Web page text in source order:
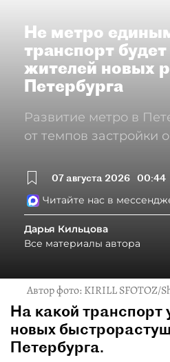
Не метро
транспорт будет
жителей новых
Петербурга
Развитие метро в
от темпов застройки
07 августа 2026 00:44
Читайте нас в
Дарья Кильцова
Все материалы автора
Автор фото:KIRILL SFOTOZ/
На какой транспорт
новых
Петербурга.